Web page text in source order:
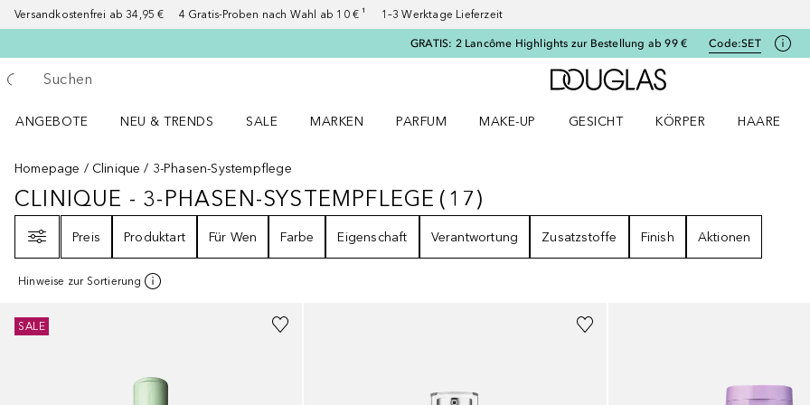
Versandkostenfrei ab 34,95 € 4 Gratis-Proben nach Wahl ab 10 € ¹ 1–3 Werktage Lieferzeit
GRATIS: 2 Lancôme Highlights zur Bestellung ab 99 € Code:SET
Gehe zurück
Suche ausführen
Zur Douglas Startseite
ANGEBOTE
NEU & TRENDS
SALE
MARKEN
PARFUM
MAKE-UP
GESICHT
KÖRPER
HAARE
Homepage
Clinique 3-Phasen-Systempflege
CLINIQUE - 3-PHASEN-SYSTEMPFLEGE17ERGEBNISSE
CLINIQUE - 3-PHASEN-SYSTEMPFLEGE ( 17)
Preis
Produktart Für Wen Farbe Eigenschaft Verantwortung Zusatzstoffe Finish Aktionen
Hinweise zur Sortierung
SALE
Größen